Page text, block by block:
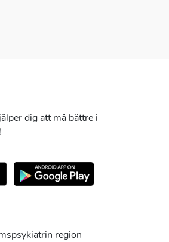
dig att må bättre i
region